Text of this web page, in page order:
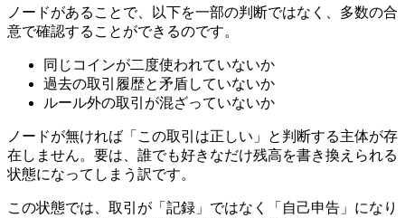
ノードがあることで、以下を一部の判断ではなく、多数の合
意で確認することができるのです。
同じコインが二度使われていないか
過去の取引履歴と矛盾していないか
ルール外の取引が混ざっていないか
ノードが無ければ「この取引は正しい」と判断する主体が存
在しません。要は、誰でも好きなだけ残高を書き換えられる
状態になってしまう訳です。
この状態では、取引が「記録」ではなく「自己申告」になり